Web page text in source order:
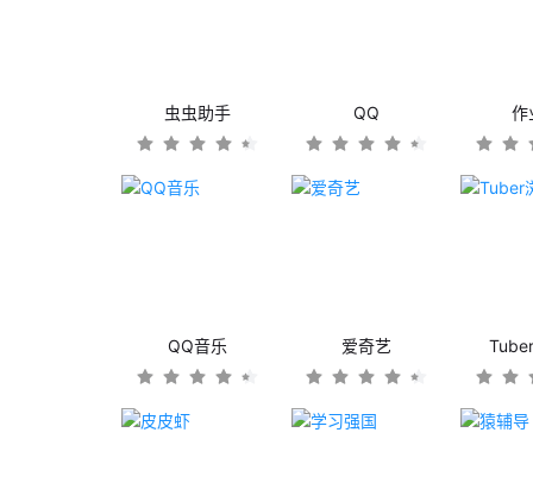
虫虫助手 QQ 作
QQ音乐 爱奇艺